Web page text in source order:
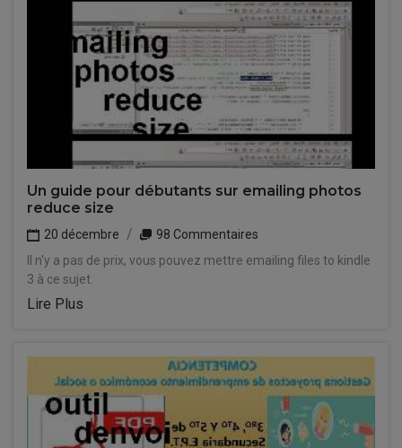
Un guide pour débutants sur emailing photos
reduce size
20 décembre
98 Commentaires
Il n'y a pas de prix, vous pouvez mettre emailing files to kindle
3 à ce sujet.
Lire Plus